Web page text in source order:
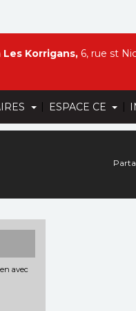
| ESPACE CE |
Les Korrigans, 6, rue st
avec